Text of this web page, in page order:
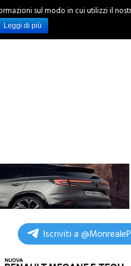
INCHIESTE
Iscriviti a
sul modo in cui utilizzi il
Leggi di più